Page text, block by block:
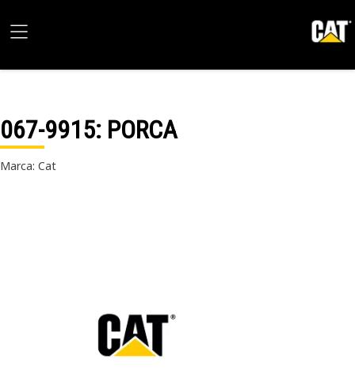
067-9915: PORCA
Marca: Cat